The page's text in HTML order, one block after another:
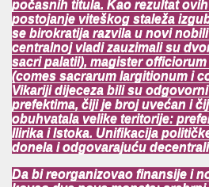
počasnih titula. Kao rezultat
postojanje viteškog staleža
se birokratija razvila u novi
centralnoj vladi zauzimali su
sacri palatii), magister
(comes sacrarum largitionum i
Vikariji dijeceza bili su
prefektima, čiji je broj uvećan i
obuhvatala velike teritorije:
Ilirika i Istoka. Unifikacija
donela i odgovarajuću
Da bi reorganizovao finansije i